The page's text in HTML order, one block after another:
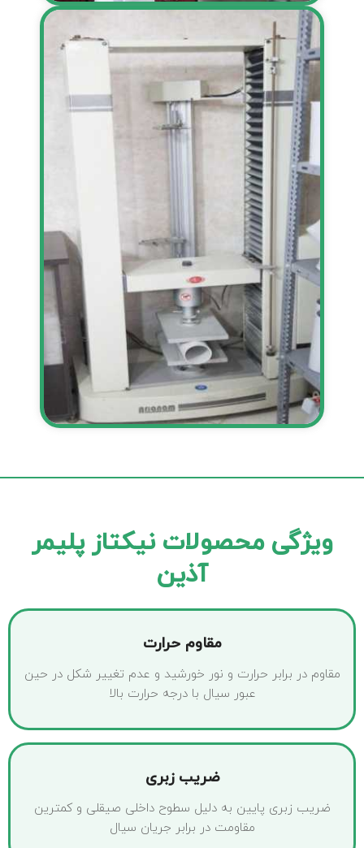
ویژگی محصولات نیکتاز پلیمر
آذین
مقاوم حرارت
مقاوم در برابر حرارت و نور خورشید و عدم تغییر شکل در حین
عبور سیال با درجه حرارت بالا
ضریب زبری
ضریب زبری پایین به دلیل سطوح داخلی صیقلی و کمترین
مقاومت در برابر جریان سیال